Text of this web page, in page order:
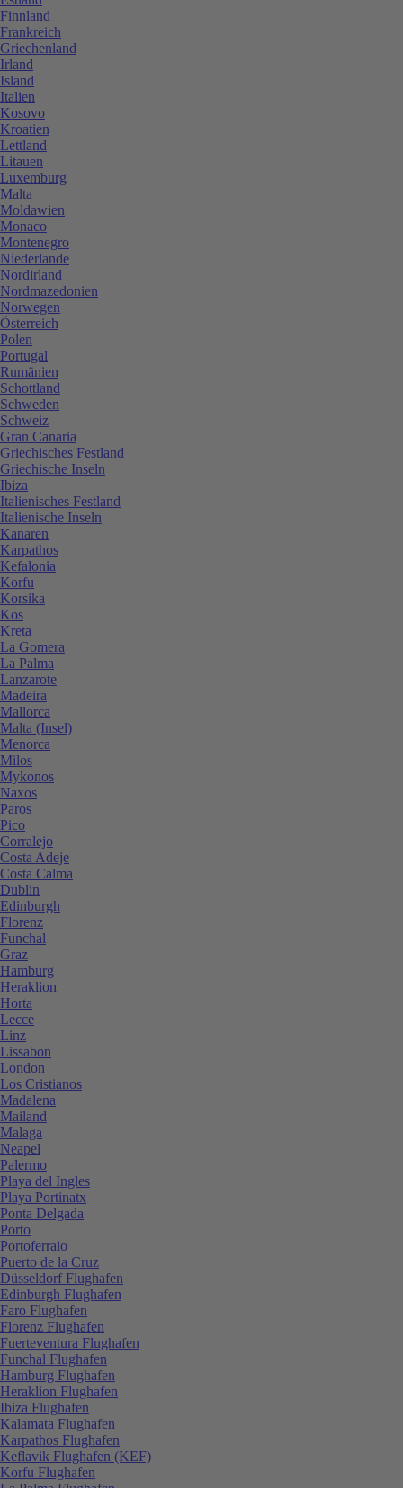
Finnland
Frankreich
Griechenland
Irland
Island
Italien
Kosovo
Kroatien
Lettland
Litauen
Luxemburg
Malta
Moldawien
Monaco
Montenegro
Niederlande
Nordirland
Nordmazedonien
Norwegen
Österreich
Polen
Portugal
Rumänien
Schottland
Schweden
Schweiz
Gran Canaria
Griechisches Festland
Griechische Inseln
Ibiza
Italienisches Festland
Italienische Inseln
Kanaren
Karpathos
Kefalonia
Korfu
Korsika
Kos
Kreta
La Gomera
La Palma
Lanzarote
Madeira
Mallorca
Malta (Insel)
Menorca
Milos
Mykonos
Naxos
Paros
Pico
Corralejo
Costa Adeje
Costa Calma
Dublin
Edinburgh
Florenz
Funchal
Graz
Hamburg
Heraklion
Horta
Lecce
Linz
Lissabon
London
Los Cristianos
Madalena
Mailand
Malaga
Neapel
Palermo
Playa del Ingles
Playa Portinatx
Ponta Delgada
Porto
Portoferraio
Puerto de la Cruz
Düsseldorf Flughafen
Edinburgh Flughafen
Faro Flughafen
Florenz Flughafen
Fuerteventura Flughafen
Funchal Flughafen
Hamburg Flughafen
Heraklion Flughafen
Ibiza Flughafen
Kalamata Flughafen
Karpathos Flughafen
Keflavik Flughafen (KEF)
Korfu Flughafen